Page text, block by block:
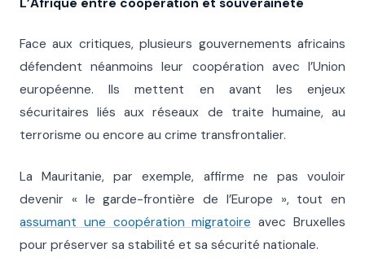
Face aux critiques, plusieurs gouvernements africains
défendent néanmoins leur coopération avec l’Union
européenne. Ils mettent en avant les enjeux
sécuritaires liés aux réseaux de traite humaine, au
terrorisme ou encore au crime transfrontalier.
La Mauritanie, par exemple, affirme ne pas vouloir
devenir « le garde-frontière de l’Europe », tout en
assumant une coopération migratoire avec Bruxelles
pour préserver sa stabilité et sa sécurité nationale.